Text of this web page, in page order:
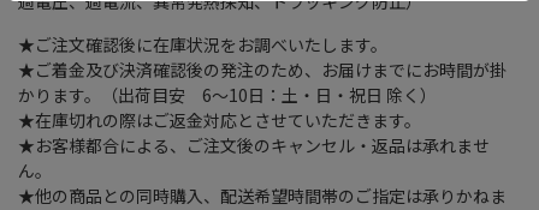
★ご注文確認後に在庫状況をお調べいたします。
★ご着金及び決済確認後の発注のため、お届けまでにお時間が掛
かります。（出荷目安 6～10日：土・日・祝日 除く）
★在庫切れの際はご返金対応とさせていただきます。
★お客様都合による、ご注文後のキャンセル・返品は承れませ
ん。
★他の商品との同時購入、配送希望時間帯のご指定は承りかねま